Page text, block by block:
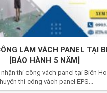
LÀM VÁCH PANEL TẠI
[BẢO HÀNH 5 NĂM]
thi công vách panel tại Biên
thi công vách panel EPS...